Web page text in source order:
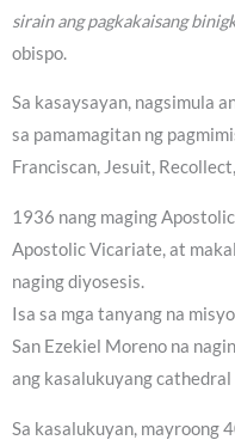
sirain ang pagkakaisang
obispo.
Sa kasaysayan, nagsimula
sa pamamagitan ng
Franciscan, Jesuit,
1936 nang maging
Apostolic Vicariate, at
naging diyosesis.
Isa sa mga tanyang na
San Ezekiel Moreno na
ang kasalukuyang cathedral
Sa kasalukuyan, mayroong